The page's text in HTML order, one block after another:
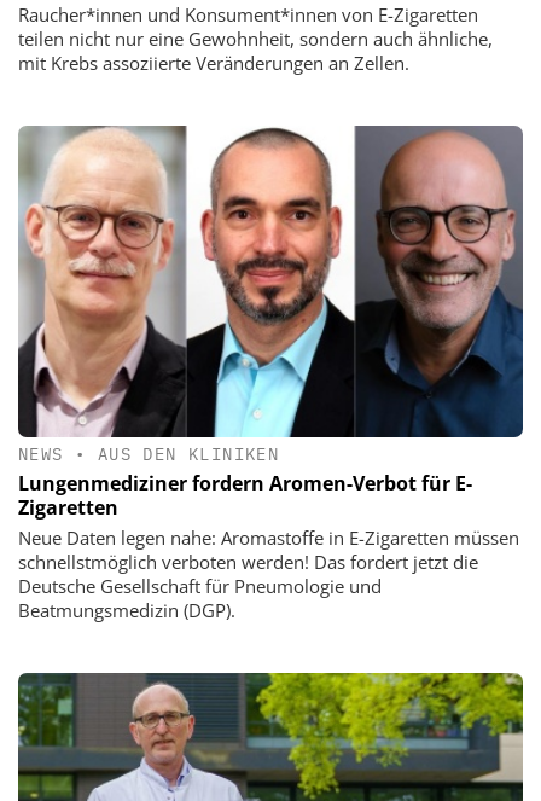
Raucher*innen und Konsument*innen von E-Zigaretten
teilen nicht nur eine Gewohnheit, sondern auch ähnliche,
mit Krebs assoziierte Veränderungen an Zellen.
NEWS • AUS DEN KLINIKEN
Lungenmediziner fordern Aromen-Verbot für E-
Zigaretten
Neue Daten legen nahe: Aromastoffe in E-Zigaretten müssen
schnellstmöglich verboten werden! Das fordert jetzt die
Deutsche Gesellschaft für Pneumologie und
Beatmungsmedizin (DGP).